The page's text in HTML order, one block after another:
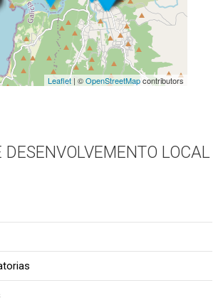
Leaflet| ©OpenStreetMapcontributors
DESENVOLVEMENTO LOCAL